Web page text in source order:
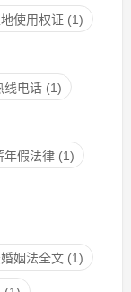
使用权证 (1)
线电话(1)
年假法律(1)
姻法全文(1)